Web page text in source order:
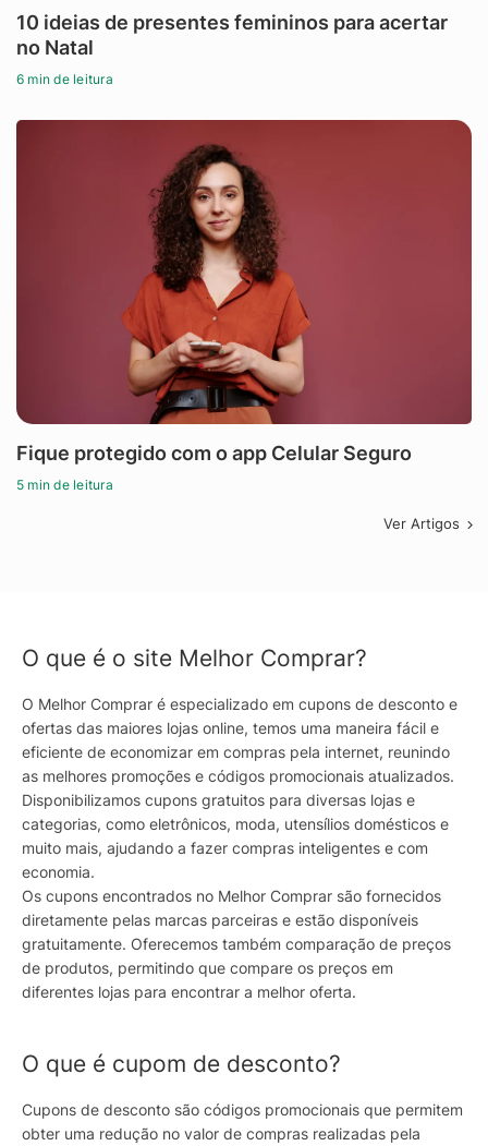
10 ideias de presentes femininos para acertar
no Natal
6 min de leitura
Fique protegido com o app Celular Seguro
5 min de leitura
Ver Artigos
O que é o site Melhor Comprar?
O Melhor Comprar é especializado em cupons de desconto e
ofertas das maiores lojas online, temos uma maneira fácil e
eficiente de economizar em compras pela internet, reunindo
as melhores promoções e códigos promocionais atualizados.
Disponibilizamos cupons gratuitos para diversas lojas e
categorias, como eletrônicos, moda, utensílios domésticos e
muito mais, ajudando a fazer compras inteligentes e com
economia.
Os cupons encontrados no Melhor Comprar são fornecidos
diretamente pelas marcas parceiras e estão disponíveis
gratuitamente. Oferecemos também comparação de preços
de produtos, permitindo que compare os preços em
diferentes lojas para encontrar a melhor oferta.
O que é cupom de desconto?
Cupons de desconto são códigos promocionais que permitem
obter uma redução no valor de compras realizadas pela